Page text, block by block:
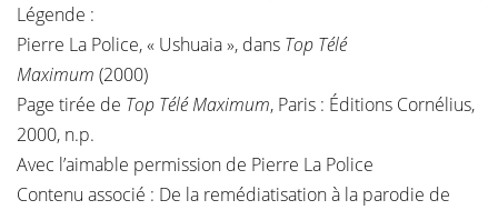
Légende :
Pierre La Police, « Ushuaia », dans Top Télé
Maximum (2000)
Page tirée de Top Télé Maximum, Paris : Éditions Cornélius,
2000, n.p.
Avec l’aimable permission de Pierre La Police
Contenu associé : De la remédiatisation à la parodie de